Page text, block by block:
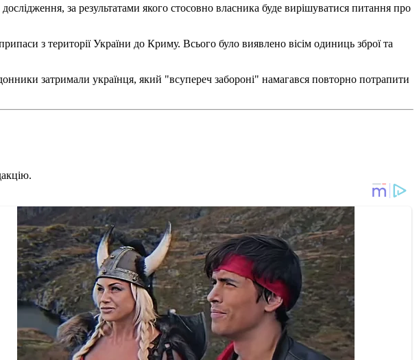
за результатами якого стосовно власника буде вирішуватися питання про
з територiї України до Криму. Всього було виявлено вісім одиниць зброї та
затримали українця, який "всупереч забороні" намагався повторно потрапити